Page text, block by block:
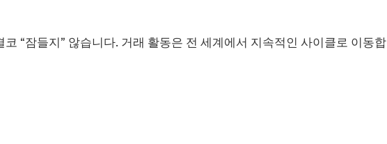
“잠들지” 않습니다. 거래 활동은 전 세계에서 지속적인 사이클로 이동합